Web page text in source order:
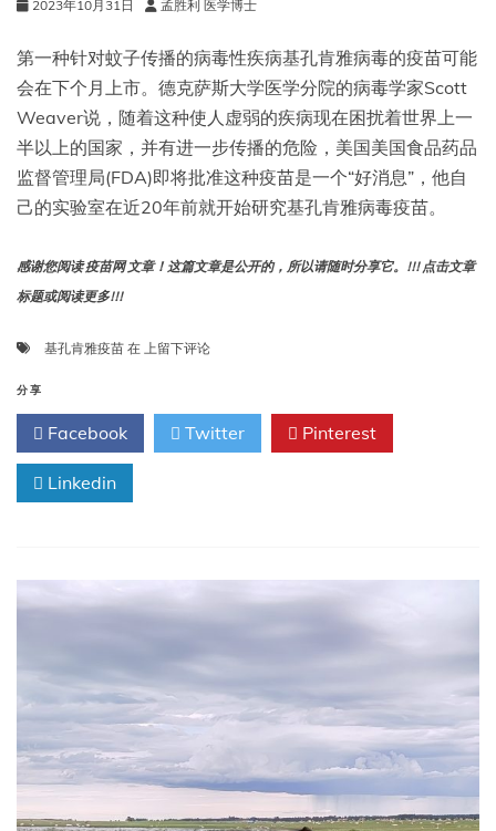
的
合
苗
项
目
的
正
面
2023年10月31日 孟胜利 医学博士
第一种针对蚊子传播的病毒性疾病基孔肯雅病毒的疫苗可能
会在下个月上市。德克萨斯大学医学分院的病毒学家Scott
Weaver说，随着这种使人虚弱的疾病现在困扰着世界上一
半以上的国家，并有进一步传播的危险，美国美国食品药品
监督管理局(FDA)即将批准这种疫苗是一个“好消息”，他自
己的实验室在近20年前就开始研究基孔肯雅病毒疫苗。
感谢您阅读 疫苗网 文章！这篇文章是公开的，所以请随时分享它。!!! 点击文章
标题或阅读更多!!!
基孔肯雅疫苗 在 一
孔
雅
得
到
上留下评论
分享
Facebook Twitter Pinterest
Linkedin